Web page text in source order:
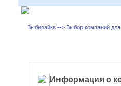
Выбирайка --> Выбор компаний
Информация о